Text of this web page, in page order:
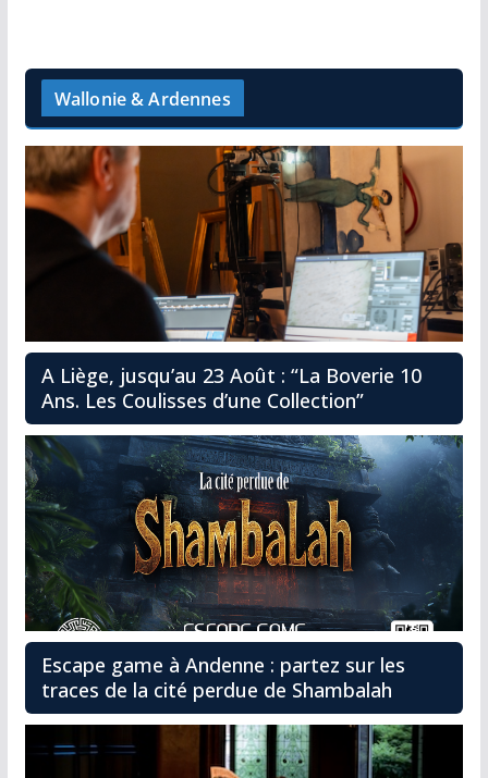
Wallonie & Ardennes
A Liège, jusqu’au 23 Août : “La Boverie 10
Ans. Les Coulisses d’une Collection”
Escape game à Andenne : partez sur les
traces de la cité perdue de Shambalah